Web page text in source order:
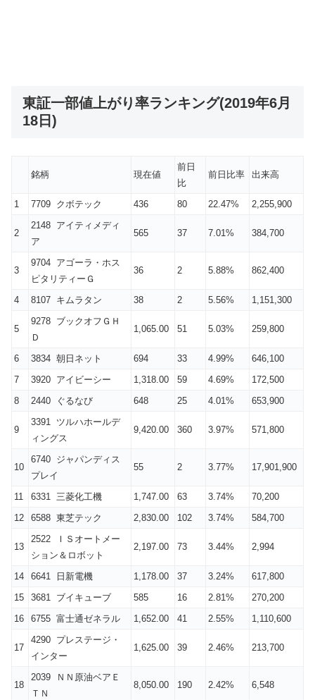
東証一部値上がり率ランキング(2019年6月
18日)
銘柄 現在値
前日
比
前日比率 出来高
1 7709 クボテック 436 80 22.47% 2,255,900
2
2148 アイティメディ
ア
565 37 7.01% 384,700
3
9704 アゴーラ・ホス
ピタリティーＧ
36 2 5.88% 862,400
4 8107 キムラタン 38 2 5.56% 1,151,300
5
9278 ブックオフＧＨ
Ｄ
1,065.00 51 5.03% 259,800
6 3834 朝日ネット 694 33 4.99%
646,100
7
3920 アイビーシー 1,318.00 59 4.69%
172,500
8
2440 ぐるなび 648 25 4.01% 653,900
9
3391 ツルハホールデ
ィングス
9,420.00 360 3.97% 571,800
10
6740 ジャパンディス
プレイ
55 2 3.77% 17,901,900
11 6331 三菱化工機 1,747.00 63 3.74%
70,200
12
6588 東芝テック 2,830.00 102 3.74% 584,700
13
2522 ＩＳオートメー
ション＆ロボット
2,197.00 73 3.44% 2,994
14 6641 日新電機 1,178.00 37 3.24%
617,800
15
3681 ブイキューブ 585 16 2.81%
270,200
16
6755 富士通ゼネラル 1,652.00 41 2.55% 1,110,600
17
4290 プレステージ・
インター
1,625.00 39 2.46% 213,700
18
2039 ＮＮ原油ベアＥ
ＴＮ
8,050.00 190 2.42% 6,548